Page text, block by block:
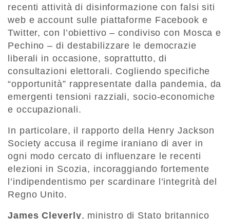
recenti attività di disinformazione con falsi siti
web e account sulle piattaforme Facebook e
Twitter, con l’obiettivo – condiviso con Mosca e
Pechino – di destabilizzare le democrazie
liberali in occasione, soprattutto, di
consultazioni elettorali. Cogliendo specifiche
“opportunità” rappresentate dalla pandemia, da
emergenti tensioni razziali, socio-economiche
e occupazionali.
In particolare, il rapporto della Henry Jackson
Society accusa il regime iraniano di aver in
ogni modo cercato di influenzare le recenti
elezioni in Scozia, incoraggiando fortemente
l’indipendentismo per scardinare l’integrità del
Regno Unito.
James Cleverly, ministro di Stato britannico